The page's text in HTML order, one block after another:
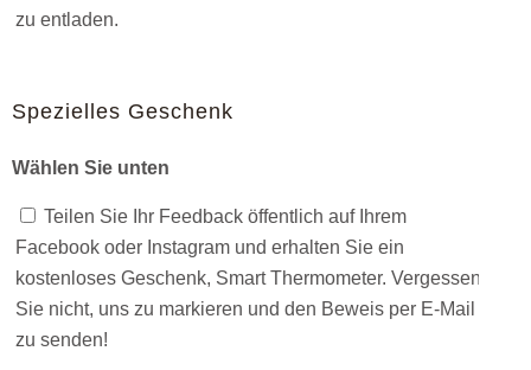
zu entladen.
Spezielles Geschenk
Wählen Sie unten
Teilen Sie Ihr Feedback öffentlich auf Ihrem
Facebook oder Instagram und erhalten Sie ein
kostenloses Geschenk, Smart Thermometer. Vergessen
Sie nicht, uns zu markieren und den Beweis per E-Mail
zu senden!